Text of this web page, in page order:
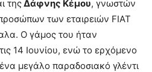
τηςΔάφνης Κέμου, γνωστών
των εταιρειών FIAT
Ο γάμος του ήταν
14 Ιουνίου, ενώ το ερχόμενο
μεγάλο παραδοσιακό γλέντι